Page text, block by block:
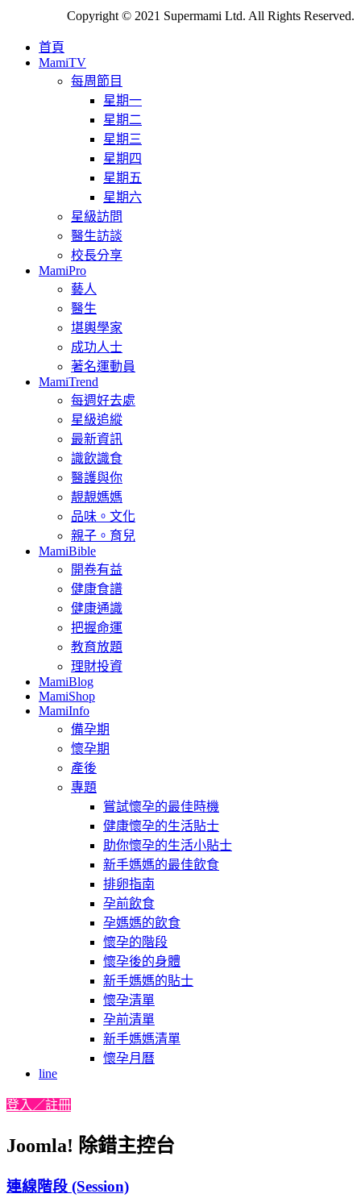
Copyright © 2021 Supermami Ltd. All Rights Reserved.
首頁
MamiTV
每周節目
星期一
星期二
星期三
星期四
星期五
星期六
星級訪問
醫生訪談
校長分享
MamiPro
藝人
醫生
堪輿學家
成功人士
著名運動員
MamiTrend
每週好去處
星級追縱
最新資訊
識飲識食
醫護與你
靚靚媽媽
品味。文化
親子。育兒
MamiBible
開卷有益
健康食譜
健康通識
把握命運
教育放題
理財投資
MamiBlog
MamiShop
MamiInfo
備孕期
懷孕期
產後
專題
嘗試懷孕的最佳時機
健康懷孕的生活貼士
助你懷孕的生活小貼士
新手媽媽的最佳飲食
排卵指南
孕前飲食
孕媽媽的飲食
懷孕的階段
懷孕後的身體
新手媽媽的貼士
懷孕清單
孕前清單
新手媽媽清單
懷孕月曆
line
登入／註冊
Joomla! 除錯主控台
連線階段 (Session)